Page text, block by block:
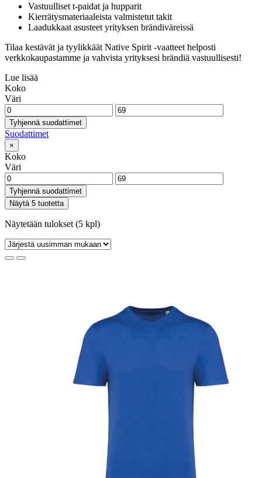
Vastuulliset t-paidat ja hupparit
Kierrätysmateriaaleista valmistetut takit
Laadukkaat asusteet yrityksen brändiväreissä
Tilaa kestävät ja tyylikkäät Native Spirit -vaatteet helposti
verkkokaupastamme ja vahvista yrityksesi brändiä vastuullisesti!
Lue lisää
Koko
Väri
Tyhjennä suodattimet
Suodattimet
×
Koko
Väri
Tyhjennä suodattimet
Näytä 5 tuotetta
Näytetään tulokset (5 kpl)